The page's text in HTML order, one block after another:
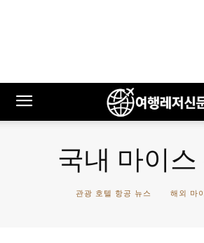
국내 마이스
관광 호텔 항공 뉴스 해외 마